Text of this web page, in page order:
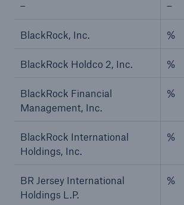
– –
BlackRock, Inc. %
BlackRock Holdco 2, Inc. %
BlackRock Financial
Management, Inc.
%
BlackRock International
Holdings, Inc.
%
BR Jersey International
Holdings L.P.
%